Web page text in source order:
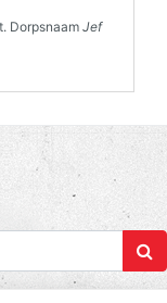
DorpsnaamJef